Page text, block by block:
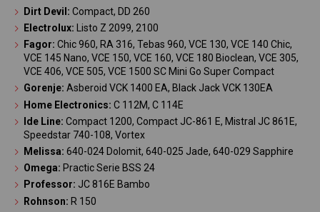
Dirt Devil: Compact, DD 260
Electrolux: Listo Z 2099, 2100
Fagor: Chic 960, RA 316, Tebas 960, VCE 130, VCE 140 Chic,
VCE 145 Nano, VCE 150, VCE 160, VCE 180 Bioclean, VCE 305,
VCE 406, VCE 505, VCE 1500 SC Mini Go Super Compact
Gorenje: Asberoid VCK 1400 EA, Black Jack VCK 130EA
Home Electronics: C 112M, C 114E
Ide Line: Compact 1200, Compact JC-861 E, Mistral JC 861E,
Speedstar 740-108, Vortex
Melissa: 640-024 Dolomit, 640-025 Jade, 640-029 Sapphire
Omega: Practic Serie BSS 24
Professor: JC 816E Bambo
Rohnson: R 150